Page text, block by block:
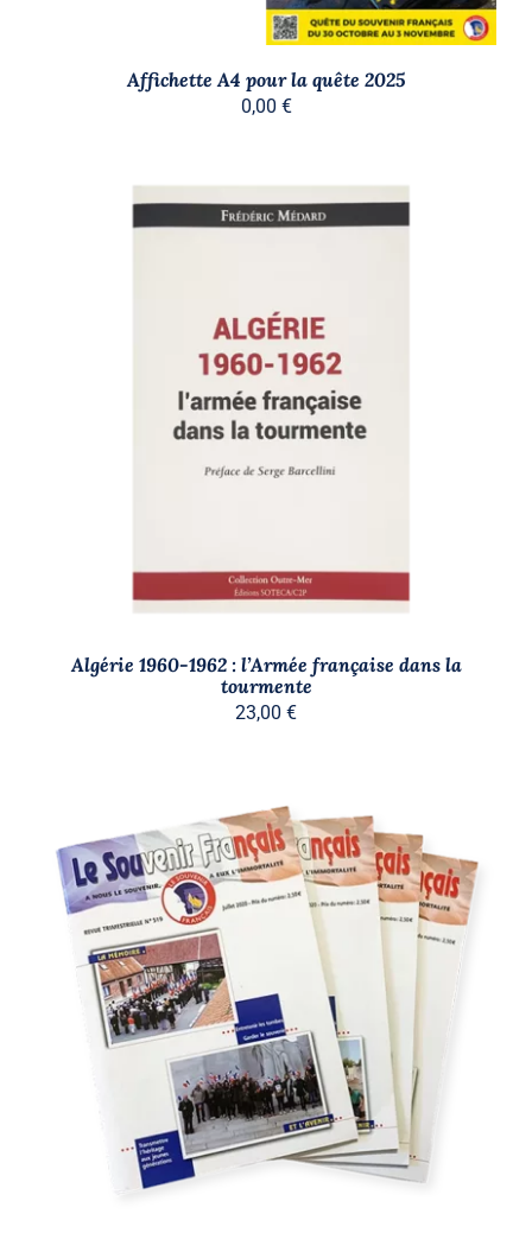
Affichette A4 pour la quête 2025
0,00 €
AJOUTER AU PANIER
/
Algérie 1960-1962 : l’Armée française dans la
tourmente
23,00 €
AJOUTER AU PANIER
DÉTAILS